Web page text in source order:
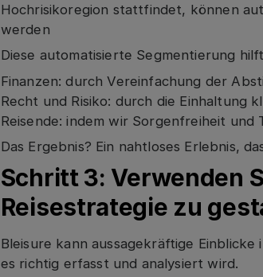
Hochrisikoregion stattfindet, können
werden
Diese automatisierte Segmentierung
Finanzen: durch Vereinfachung der
Recht und Risiko: durch die Einhaltung
Reisende: indem wir Sorgenfreiheit und
Das Ergebnis? Ein nahtloses Erlebnis,
Schritt 3: Verwenden
Reisestrategie zu
Bleisure kann aussagekräftige
es richtig erfasst und analysiert wird.